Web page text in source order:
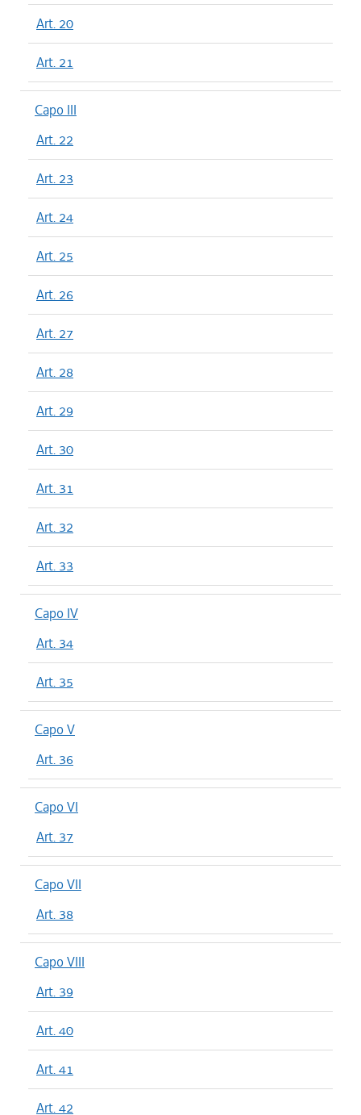
Art. 20
Art. 21
Capo III
Art. 22
Art. 23
Art. 24
Art. 25
Art. 26
Art. 27
Art. 28
Art. 29
Art. 30
Art. 31
Art. 32
Art. 33
Capo IV
Art. 34
Art. 35
Capo V
Art. 36
Capo VI
Art. 37
Capo VII
Art. 38
Capo VIII
Art. 39
Art. 40
Art. 41
Art. 42